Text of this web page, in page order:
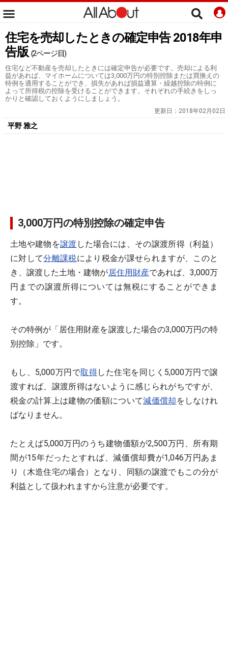
住宅を売却したときの確定申告 2018年申
告版 (2ページ目)
住宅など不動産を売却したときには確定申告が必要です。売却による利
益があれば、マイホームについては3,000万円の特別控除または買換えの
特例を適用することができ、損失があれば損益通算・繰越控除の特例に
よって所得税の控除を受けることができます。それぞれの手続きをしっ
かりと確認しておくようにしましょう。
更新日： 2018年02月02日
平野 雅之
3,000万円の特別控除の確定申告
土地や建物を譲渡 した場合には、その譲渡所得（利益）
に対して分離課税により税金が課せられますが、このと
き、譲渡した土地・建物が居住用財産であれば、3,000万
円までの譲渡所得については無税にすることができま
す。
その特例が「居住用財産を譲渡した場合の3,000万円の特
別控除」です。
もし、5,000万円で取得した住宅を同じく5,000万円で譲
渡すれば、譲渡所得はないように感じられがちですが、
税金の計算上は建物の価額について減価償却 をしなけれ
ばなりません。
たとえば5,000万円のうち建物価額が2,500万円、所有期
間が15年だったとすれば、減価償却費が1,046万円あま
り（木造住宅の場合）となり、同額の譲渡でもこの分が
利益として扱われますから注意が必要です。